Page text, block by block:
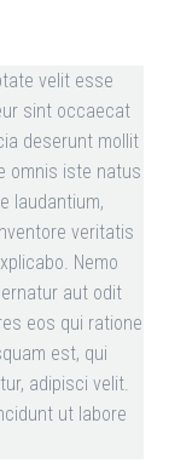
velit esse
sint occaecat
deserunt mollit
omnis iste natus
laudantium,
veritatis
Nemo
aut odit
eos qui ratione
est, qui
adipisci velit.
ut labore